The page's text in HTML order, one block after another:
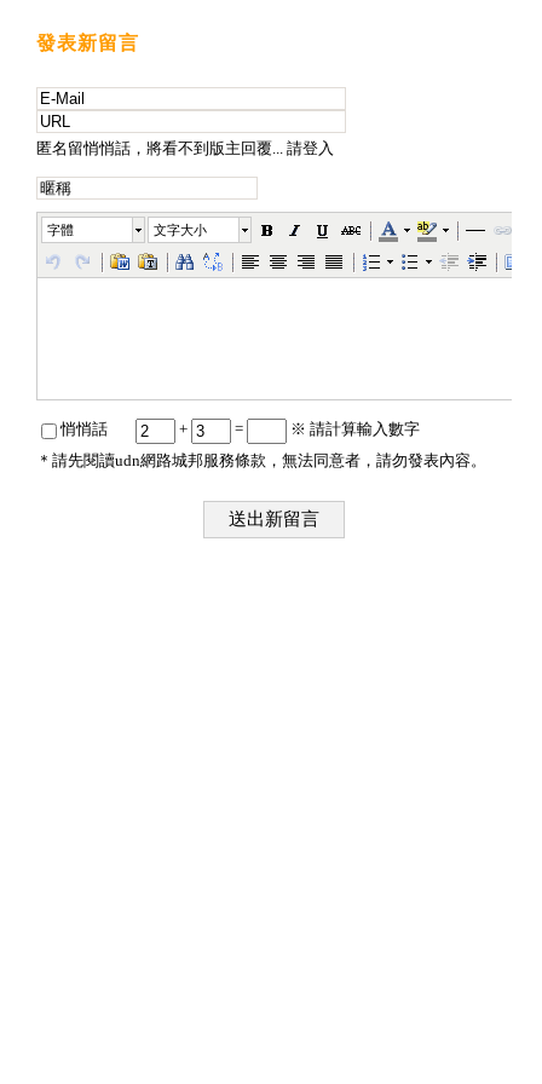
發表新留言
匿名留悄悄話，將看不到版主回覆... 請登入
字體 文字大小
悄悄話 + =
※ 請計算輸入數字
＊請先閱讀udn網路城邦服務條款 ，無法同意者，請勿發表內容。
送出新留言